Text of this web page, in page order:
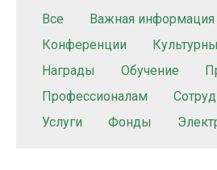
Все Важная информация
Конференции
Награды
Обучение
Профессионалам
Услуги
Фонды